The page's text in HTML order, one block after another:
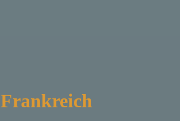
Frankreich